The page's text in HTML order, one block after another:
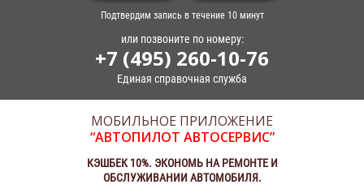
Подтвердим запись в течение 10 минут
или позвоните по номеру:
+7 (495) 260-10-76
Единая справочная служба
МОБИЛЬНОЕ ПРИЛОЖЕНИЕ
“АВТОПИЛОТ АВТОСЕРВИС”
КЭШБЕК 10%. ЭКОНОМЬ НА РЕМОНТЕ И
ОБСЛУЖИВАНИИ АВТОМОБИЛЯ.